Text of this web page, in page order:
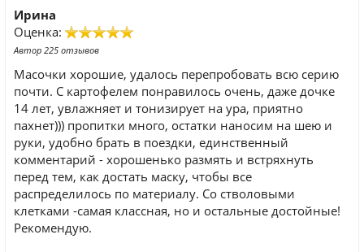
Ирина
Оценка:
Автор 225 отзывов
Масочки хорошие, удалось перепробовать всю серию
почти. С картофелем понравилось очень, даже дочке
14 лет, увлажняет и тонизирует на ура, приятно
пахнет))) пропитки много, остатки наносим на шею и
руки, удобно брать в поездки, единственный
комментарий - хорошенько размять и встряхнуть
перед тем, как достать маску, чтобы все
распределилось по материалу. Со стволовыми
клетками -самая классная, но и остальные достойные!
Рекомендую.